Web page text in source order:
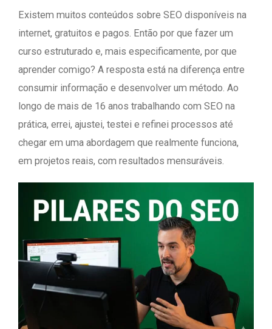
Existem muitos conteúdos sobre SEO disponíveis na
internet, gratuitos e pagos. Então por que fazer um
curso estruturado e, mais especificamente, por que
aprender comigo? A resposta está na diferença entre
consumir informação e desenvolver um método. Ao
longo de mais de 16 anos trabalhando com SEO na
prática, errei, ajustei, testei e refinei processos até
chegar em uma abordagem que realmente funciona,
em projetos reais, com resultados mensuráveis.